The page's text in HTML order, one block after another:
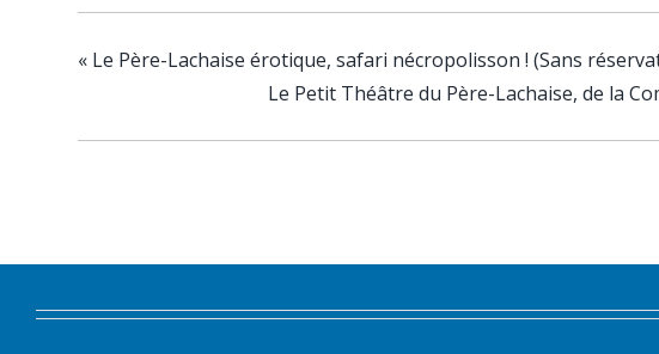
« Le Père-Lachaise érotique, safari nécropolisson ! (Sans
Le Petit Théâtre du Père-Lachaise, de la